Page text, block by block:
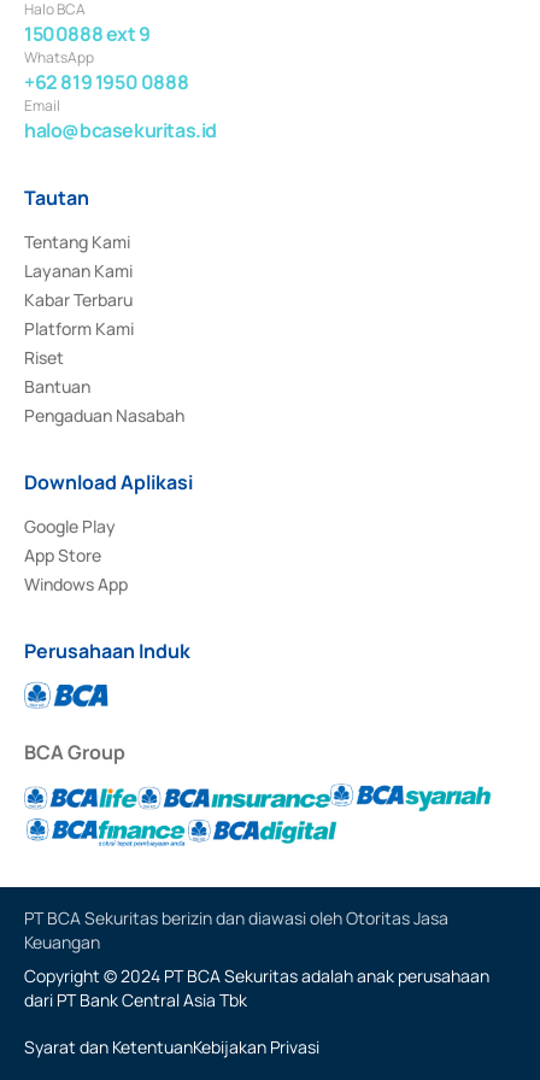
Halo BCA
1500888 ext 9
WhatsApp
+62 819 1950 0888
Email
halo@bcasekuritas.id
Tautan
Tentang Kami
Layanan Kami
Kabar Terbaru
Platform Kami
Riset
Bantuan
Pengaduan Nasabah
Download Aplikasi
Google Play
App Store
Windows App
Perusahaan Induk
BCA Group
PT BCA Sekuritas berizin dan diawasi oleh Otoritas Jasa
Keuangan
Copyright © 2024 PT BCA Sekuritas adalah anak perusahaan
dari PT Bank Central Asia Tbk
Syarat dan KetentuanKebijakan Privasi